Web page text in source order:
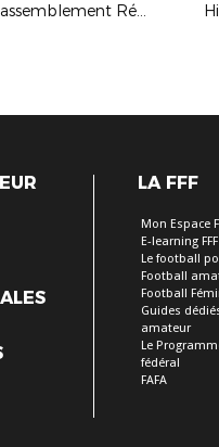
Génération 2013 – Rassemblement Régional U13F – Episode 4
LA FFF
Mon Espace
E-learning FFF
Le football
Football
Football
Guides
amateur
Le
fédéral
FAFA